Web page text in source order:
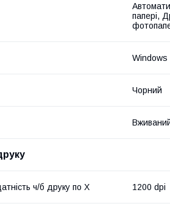
папері,
Windows
Чорний
ч/б друку по Х 1200 dpi